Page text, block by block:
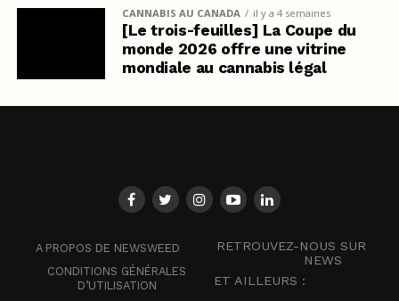
CANNABIS AU CANADA il y a 4 semaines
[Le trois-feuilles] La Coupe du
monde 2026 offre une vitrine
mondiale au cannabis légal
A PROPOS DE NEWSWEED
CONDITIONS GÉNÉRALES
D’UTILISATION
RETROUVEZ-NOUS SUR
NEWS
ET AILLEURS :